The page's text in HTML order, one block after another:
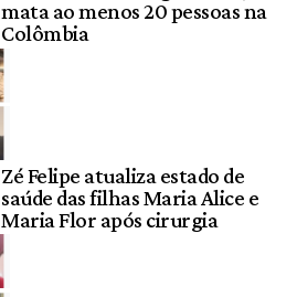
mata ao menos 20 pessoas na
Colômbia
Zé Felipe atualiza estado de
saúde das filhas Maria Alice e
Maria Flor após cirurgia